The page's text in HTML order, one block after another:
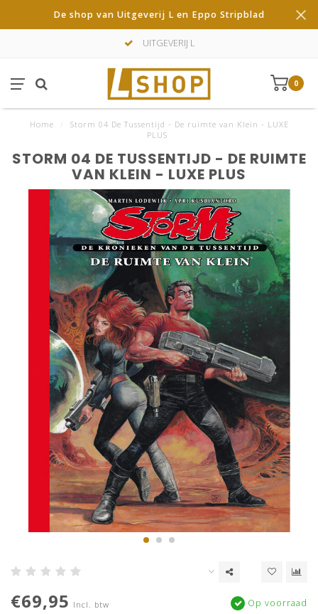
De shop van Uitgeverij L en Eppo Stripblad
UITGEVERIJ L
0
Home
Storm 04 De Tussentijd - De ruimte van Klein - LUXE
PLUS
STORM 04 DE TUSSENTIJD - DE RUIMTE
VAN KLEIN - LUXE PLUS
€69,95 Incl. btw Op voorraad